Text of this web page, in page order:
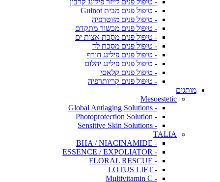
- טיפול פנים לייזר פילינג קרבון
- טיפול פנים מבית Guinot
- טיפול פנים מזוטרפיה
- טיפול פנים מכשור מתקדם
- טיפול פנים מסכת אצות ים
- טיפול פנים מסכת לד
- טיפול פנים פילינג חורף
- טיפול פנים פילינג יהלום
- טיפול פנים קלאסי
- טיפול פנים קריותרפיה
מותגים
Mesoestetic
- Global Antiaging Solutions
- Photoprotection Solution
- Sensitive Skin Solutions
TALIA
- BHA / NIACINAMIDE
- ESSENCE / EXPOLIATOR
- FLORAL RESCUE
- LOTUS LIFT
- Multivitamin C